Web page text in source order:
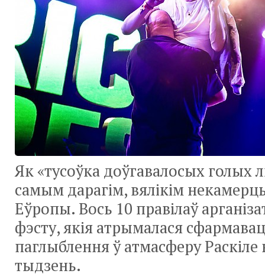
Як «тусоўка доўгавалосых голых
самым дарагім, вялікім
Еўропы. Вось 10 правілаў
фэсту, якія атрымалася
паглыблення ў атмасферу
тыдзень.